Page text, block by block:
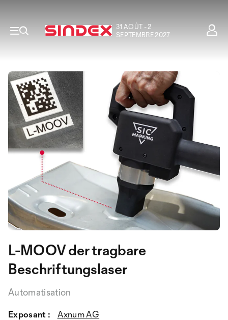
31 AOÛT - 2
SEPTEMBRE 2027
L-MOOV der tragbare
Beschriftungslaser
Automatisation
Exposant :
Axnum AG